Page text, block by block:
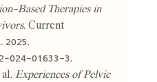
Based Therapies in
Current
2025.
024-01633-3.
Experiences of Pelvic